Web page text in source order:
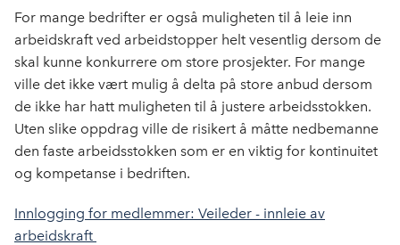
For mange bedrifter er også muligheten til å leie inn
arbeidskraft ved arbeidstopper helt vesentlig dersom de
skal kunne konkurrere om store prosjekter. For mange
ville det ikke vært mulig å delta på store anbud dersom
de ikke har hatt muligheten til å justere arbeidsstokken.
Uten slike oppdrag ville de risikert å måtte nedbemanne
den faste arbeidsstokken som er en viktig for kontinuitet
og kompetanse i bedriften.
Innlogging for medlemmer: Veileder - innleie av
arbeidskraft